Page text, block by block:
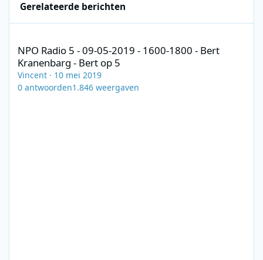
Gerelateerde berichten
NPO Radio 5 - 09-05-2019 - 1600-1800 - Bert
Kranenbarg - Bert op 5
Vincent · 10 mei 2019
0 antwoorden1.846 weergaven